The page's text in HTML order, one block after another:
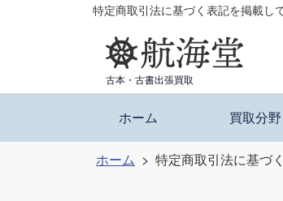
ス
特定商取引法に基づく表記を掲載し
古本・古書出張買取
ホーム 買取分野
ホーム 特定商取引法に基づ